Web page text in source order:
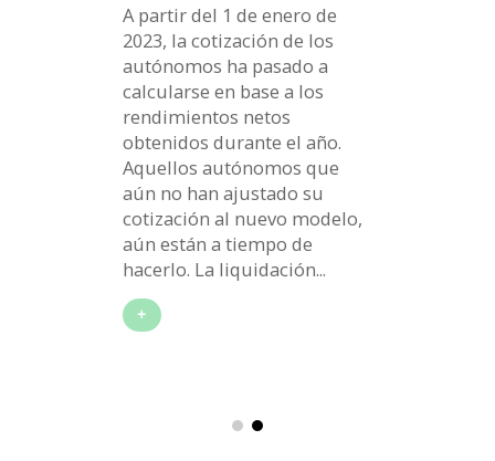
A partir del 1 de enero de
2023, la cotización de los
autónomos ha pasado a
calcularse en base a los
rendimientos netos
obtenidos durante el año.
Aquellos autónomos que
aún no han ajustado su
cotización al nuevo modelo,
aún están a tiempo de
hacerlo. La liquidación...
+